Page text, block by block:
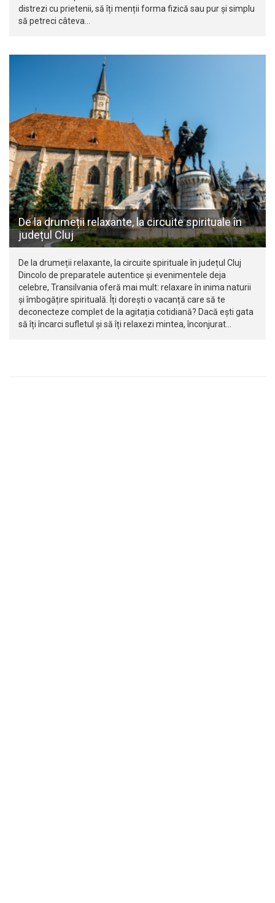
distrezi cu prietenii, să îți menții forma fizică sau pur și simplu
să petreci câteva…
De la drumeții relaxante, la circuite spirituale în
județul Cluj
De la drumeții relaxante, la circuite spirituale în județul Cluj
Dincolo de preparatele autentice și evenimentele deja
celebre, Transilvania oferă mai mult: relaxare în inima naturii
și îmbogățire spirituală. Îți dorești o vacanță care să te
deconecteze complet de la agitația cotidiană? Dacă ești gata
să îți încarci sufletul și să îți relaxezi mintea, înconjurat…